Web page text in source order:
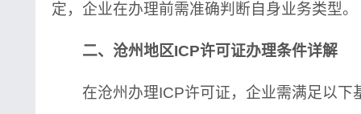
定，企业在办理前需准确判断自身业务类型。
二、沧州地区ICP许可证办理条件详解
在沧州办理ICP许可证，企业需满足以下